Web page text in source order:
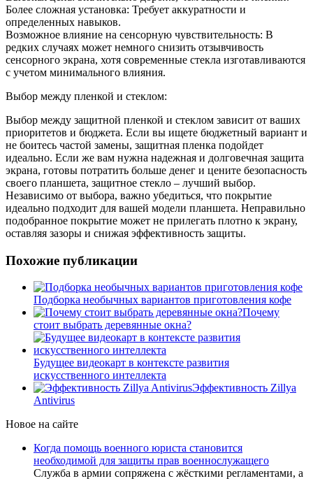
Более сложная установка: Требует аккуратности и
определенных навыков.
Возможное влияние на сенсорную чувствительность: В
редких случаях может немного снизить отзывчивость
сенсорного экрана, хотя современные стекла изготавливаются
с учетом минимального влияния.
Выбор между пленкой и стеклом:
Выбор между защитной пленкой и стеклом зависит от ваших
приоритетов и бюджета. Если вы ищете бюджетный вариант и
не боитесь частой замены, защитная пленка подойдет
идеально. Если же вам нужна надежная и долговечная защита
экрана, готовы потратить больше денег и цените безопасность
своего планшета, защитное стекло – лучший выбор.
Независимо от выбора, важно убедиться, что покрытие
идеально подходит для вашей модели планшета. Неправильно
подобранное покрытие может не прилегать плотно к экрану,
оставляя зазоры и снижая эффективность защиты.
Похожие публикации
Подборка необычных вариантов приготовления кофе
Почему
стоит выбрать деревянные окна?
Будущее видеокарт в контексте развития
искусственного интеллекта
Эффективность Zillya
Antivirus
Новое на сайте
Когда помощь военного юриста становится
необходимой для защиты прав военнослужащего
Служба в армии сопряжена с жёсткими регламентами, а